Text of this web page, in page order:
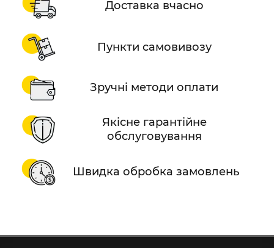
Доставка вчасно
Пункти самовивозу
Зручні методи оплати
Якісне гарантійне
обслуговування
Швидка обробка замовлень